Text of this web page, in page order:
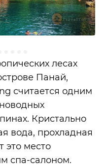
лесах
Панай,
считается одним
Кристально
вода, прохладная
это место
спа-салоном.